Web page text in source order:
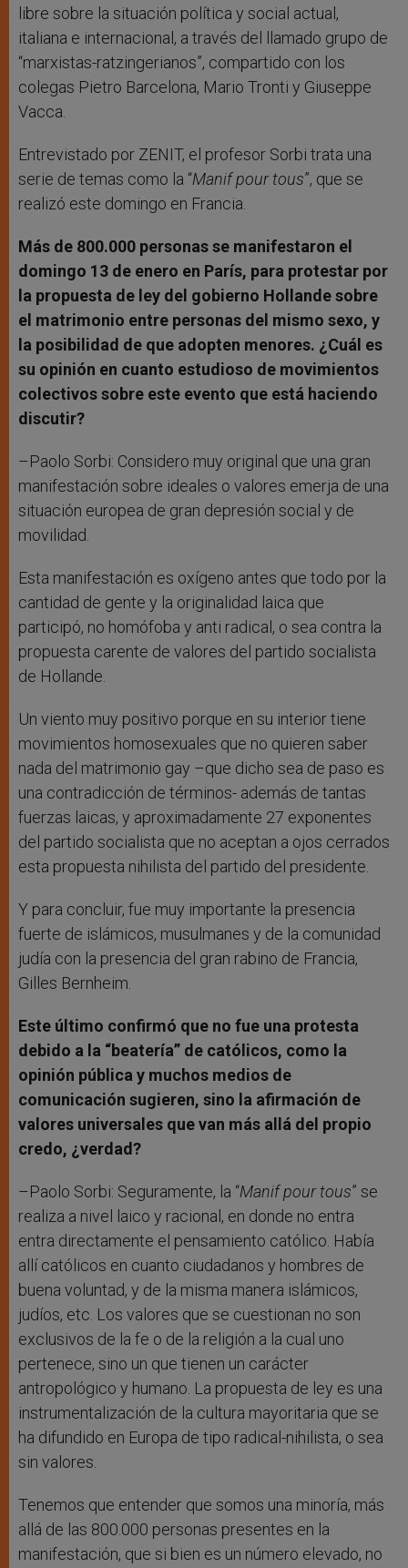
libre sobre la situación política y social actual,
italiana e internacional, a través del llamado grupo de
“marxistas-ratzingerianos”, compartido con los
colegas Pietro Barcelona, Mario Tronti y Giuseppe
Vacca.
Entrevistado por ZENIT, el profesor Sorbi trata una
serie de temas como la “Manif pour tous”, que se
realizó este domingo en Francia.
Más de 800.000 personas se manifestaron el
domingo 13 de enero en París, para protestar por
la propuesta de ley del gobierno Hollande sobre
el matrimonio entre personas del mismo sexo, y
la posibilidad de que adopten menores. ¿Cuál es
su opinión en cuanto estudioso de movimientos
colectivos sobre este evento que está haciendo
discutir?
–Paolo Sorbi: Considero muy original que una gran
manifestación sobre ideales o valores emerja de una
situación europea de gran depresión social y de
movilidad.
Esta manifestación es oxígeno antes que todo por la
cantidad de gente y la originalidad laica que
participó, no homófoba y anti radical, o sea contra la
propuesta carente de valores del partido socialista
de Hollande.
Un viento muy positivo porque en su interior tiene
movimientos homosexuales que no quieren saber
nada del matrimonio gay –que dicho sea de paso es
una contradicción de términos- además de tantas
fuerzas laicas, y aproximadamente 27 exponentes
del partido socialista que no aceptan a ojos cerrados
esta propuesta nihilista del partido del presidente.
Y para concluir, fue muy importante la presencia
fuerte de islámicos, musulmanes y de la comunidad
judía con la presencia del gran rabino de Francia,
Gilles Bernheim.
Este último confirmó que no fue una protesta
debido a la “beatería” de católicos, como la
opinión pública y muchos medios de
comunicación sugieren, sino la afirmación de
valores universales que van más allá del propio
credo, ¿verdad?
–Paolo Sorbi: Seguramente, la “Manif pour tous” se
realiza a nivel laico y racional, en donde no entra
entra directamente el pensamiento católico. Había
allí católicos en cuanto ciudadanos y hombres de
buena voluntad, y de la misma manera islámicos,
judíos, etc. Los valores que se cuestionan no son
exclusivos de la fe o de la religión a la cual uno
pertenece, sino un que tienen un carácter
antropológico y humano. La propuesta de ley es una
instrumentalización de la cultura mayoritaria que se
ha difundido en Europa de tipo radical-nihilista, o sea
sin valores.
Tenemos que entender que somos una minoría, más
allá de las 800.000 personas presentes en la
manifestación, que si bien es un número elevado, no